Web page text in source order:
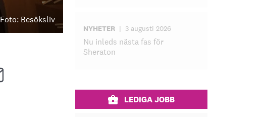
Foto: Besöksliv
NYHETER | 3 augusti 2026
Nu inleds nästa fas för
Sheraton
LEDIGA JOBB